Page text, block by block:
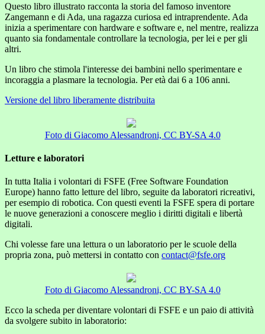
Questo libro illustrato racconta la storia del famoso inventore
Zangemann e di Ada, una ragazza curiosa ed intraprendente. Ada
inizia a sperimentare con hardware e software e, nel mentre, realizza
quanto sia fondamentale controllare la tecnologia, per lei e per gli
altri.
Un libro che stimola l'interesse dei bambini nello sperimentare e
incoraggia a plasmare la tecnologia. Per età dai 6 a 106 anni.
Versione del libro liberamente distribuita
Foto di Giacomo Alessandroni, CC BY-SA 4.0
Letture e laboratori
In tutta Italia i volontari di FSFE (Free Software Foundation
Europe) hanno fatto letture del libro, seguite da laboratori ricreativi,
per esempio di robotica. Con questi eventi la FSFE spera di portare
le nuove generazioni a conoscere meglio i diritti digitali e libertà
digitali.
Chi volesse fare una lettura o un laboratorio per le scuole della
propria zona, può mettersi in contatto con contact@fsfe.org
Foto di Giacomo Alessandroni, CC BY-SA 4.0
Ecco la scheda per diventare volontari di FSFE e un paio di attività
da svolgere subito in laboratorio: